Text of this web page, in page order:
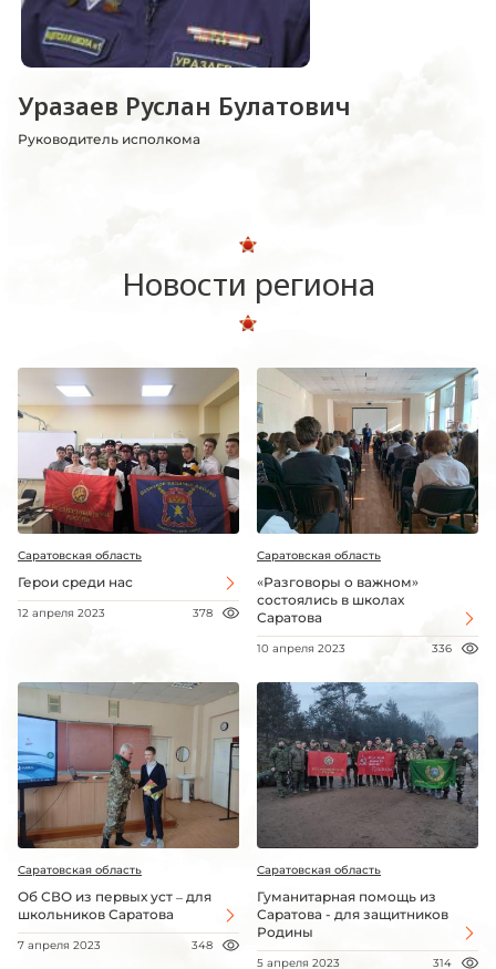
Уразаев Руслан Булатович
Руководитель исполкома
Новости региона
Саратовская область
Герои среди нас
12 апреля 2023 378
Саратовская область
«Разговоры о важном»
состоялись в школах
Саратова
10 апреля 2023 336
Саратовская область
Об СВО из первых уст – для
школьников Саратова
7 апреля 2023 348
Саратовская область
Гуманитарная помощь из
Саратова - для защитников
Родины
5 апреля 2023 314